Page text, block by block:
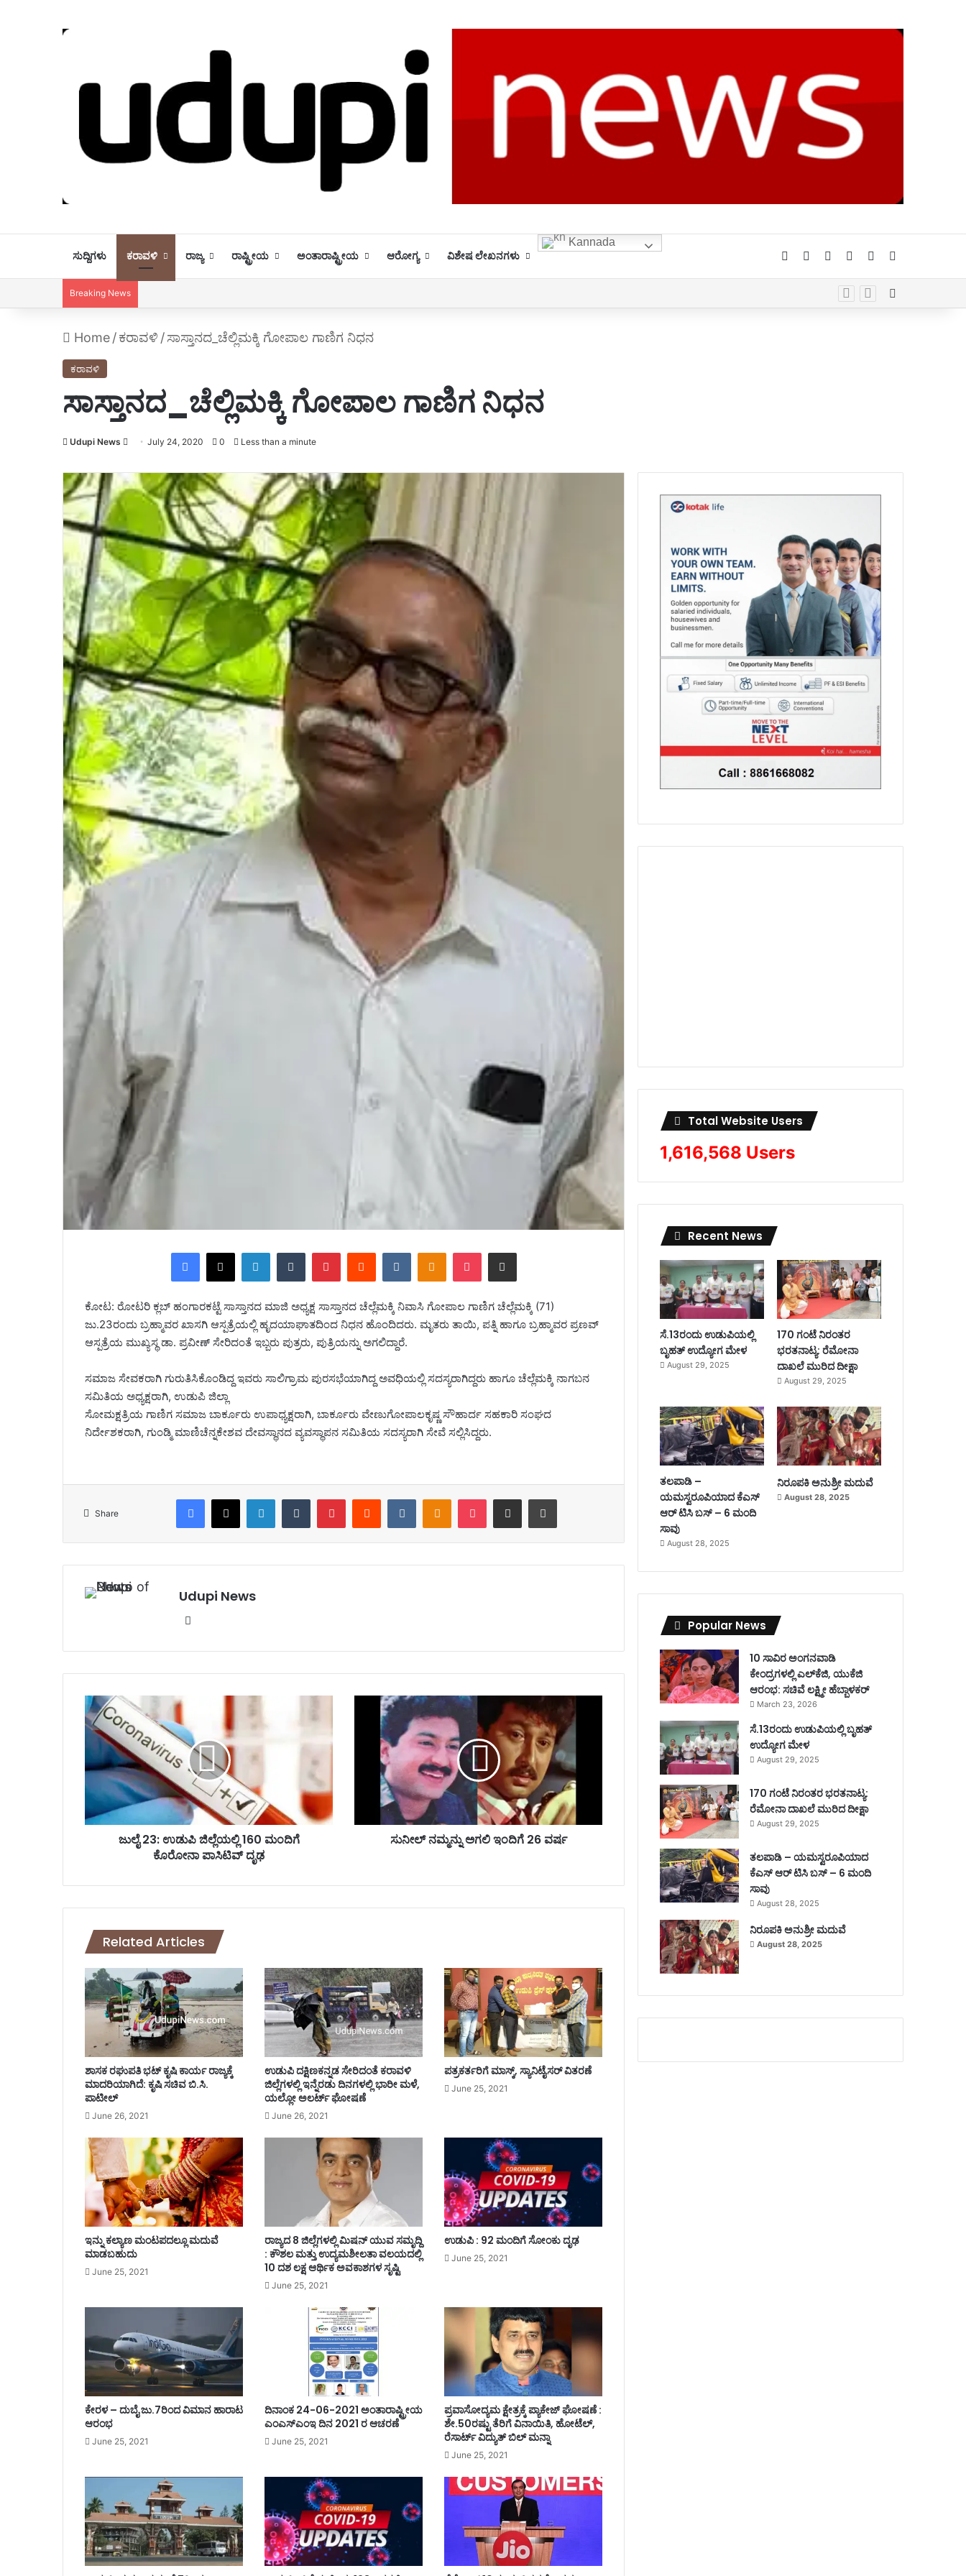
ಸುದ್ದಿಗಳು ಕರಾವಳಿ ರಾಜ್ಯ ರಾಷ್ಟ್ರೀಯ ಅಂತಾರಾಷ್ಟ್ರೀಯ ಆರೋಗ್ಯ ವಿಶೇಷ ಲೇಖನಗಳು
Kannada
Facebook YouTubeInstagramTelegram
Breaking News
Home/ಕರಾವಳಿ /ಸಾಸ್ತಾನದ_ಚೆಲ್ಲಿಮಕ್ಕಿ ಗೋಪಾಲ ಗಾಣಿಗ ನಿಧನ
ಕರಾವಳಿ
ಸಾಸ್ತಾನದ_ಚೆಲ್ಲಿಮಕ್ಕಿ ಗೋಪಾಲ ಗಾಣಿಗ ನಿಧನ
Udupi News
Send
email
July 24, 2020 0 Less than a minute
Facebook X LinkedIn Tumblr Pinterest Reddit VKontakte Odnoklassniki Pocket Share via Email
ಕೋಟ: ರೋಟರಿ ಕ್ಲಬ್ ಹಂಗಾರಕಟ್ಟೆ ಸಾಸ್ತಾನದ ಮಾಜಿ ಅಧ್ಯಕ್ಷ ಸಾಸ್ತಾನದ ಚೆಲ್ಲೆಮಕ್ಕಿ ನಿವಾಸಿ ಗೋಪಾಲ ಗಾಣಿಗ ಚೆಲ್ಲೆಮಕ್ಕಿ (71)
ಜು.23ರಂದು ಬ್ರಹ್ಮಾವರ ಖಾಸಗಿ ಆಸ್ಪತ್ರೆಯಲ್ಲಿ ಹೃದಯಾಘಾತದಿಂದ ನಿಧನ ಹೊಂದಿದರು. ಮೃತರು ತಾಯಿ, ಪತ್ನಿ ಹಾಗೂ ಬ್ರಹ್ಮಾವರ ಪ್ರಣವ್
ಆಸ್ಪತ್ರೆಯ ಮುಖ್ಯಸ್ಥ ಡಾ. ಪ್ರವೀಣ್ ಸೇರಿದಂತೆ ಇಬ್ಬರು ಪುತ್ರರು, ಪುತ್ರಿಯನ್ನು ಅಗಲಿದ್ದಾರೆ.
ಸಮಾಜ ಸೇವಕರಾಗಿ ಗುರುತಿಸಿಕೊಂಡಿದ್ದ ಇವರು ಸಾಲಿಗ್ರಾಮ ಪುರಸಭೆಯಾಗಿದ್ದ ಅವಧಿಯಲ್ಲಿ ಸದಸ್ಯರಾಗಿದ್ದರು ಹಾಗೂ ಚೆಲ್ಲೆಮಕ್ಕಿ ನಾಗಬನ
ಸಮಿತಿಯ ಅಧ್ಯಕ್ಷರಾಗಿ, ಉಡುಪಿ ಜಿಲ್ಲಾ
ಸೋಮಕ್ಷತ್ರಿಯ ಗಾಣಿಗ ಸಮಾಜ ಬಾರ್ಕೂರು ಉಪಾಧ್ಯಕ್ಷರಾಗಿ, ಬಾರ್ಕೂರು ವೇಣುಗೋಪಾಲಕೃಷ್ಣ ಸೌಹಾರ್ದ ಸಹಕಾರಿ ಸಂಘದ
ನಿರ್ದೇಶಕರಾಗಿ, ಗುಂಡ್ಮಿ ಮಾಣಿಚೆನ್ನಕೇಶವ ದೇವಸ್ಥಾನದ ವ್ಯವಸ್ಥಾಪನ ಸಮಿತಿಯ ಸದಸ್ಯರಾಗಿ ಸೇವೆ ಸಲ್ಲಿಸಿದ್ದರು.
Share
Facebook X LinkedIn VKontakte
Udupi News
te
ಜು
ಲೈ
2
3
:
ಡು
ಪಿ
ಜಿ
ಲ್
6
0
ದಿ
ಗೆ
ಕೊ
ರೋ
ಪಾ
ಸಿ
ಟಿ
ವ್
ದೃ
ಜುಲೈ 23: ಉಡುಪಿ ಜಿಲ್ಲೆಯಲ್ಲಿ 160 ಮಂದಿಗೆ
ಕೊರೋನಾ ಪಾಸಿಟಿವ್ ದೃಢ
ಅ
ದಿ
ಷ
ಸುನೀಲ್ ನಮ್ಮನ್ನು ಅಗಲಿ ಇಂದಿಗೆ 26 ವರ್ಷ
Related Articles
ಶಾಸಕ ರಘುಪತಿ‌ ಭಟ್ ಕೃಷಿ ಕಾರ್ಯ ರಾಜ್ಯಕ್ಕೆ
ಮಾದರಿಯಾಗಿದೆ: ಕೃಷಿ ಸಚಿವ ಬಿ.ಸಿ.
ಪಾಟೀಲ್
June 26, 2021
ಉಡುಪಿ ದಕ್ಷಿಣಕನ್ನಡ ಸೇರಿದಂತೆ ಕರಾವಳಿ
ಜಿಲ್ಲೆಗಳಲ್ಲಿ ಇನ್ನೆರಡು ದಿನಗಳಲ್ಲಿ ಭಾರೀ ಮಳೆ,
ಯಲ್ಲೋ ಅಲರ್ಟ್ ಘೋಷಣೆ
June 26, 2021
ಪತ್ರಕರ್ತರಿಗೆ ಮಾಸ್ಕ್, ಸ್ಯಾನಿಟೈಸರ್ ವಿತರಣೆ
June 25, 2021
ಇನ್ನು ಕಲ್ಯಾಣ ಮಂಟಪದಲ್ಲೂ ಮದುವೆ
ಮಾಡಬಹುದು
June 25, 2021
ರಾಜ್ಯದ 8 ಜಿಲ್ಲೆಗಳಲ್ಲಿ ಮಿಷನ್ ಯುವ ಸಮೃದ್ದಿ
: ಕೌಶಲ ಮತ್ತು ಉದ್ಯಮಶೀಲತಾ ವಲಯದಲ್ಲಿ
10 ದಶ ಲಕ್ಷ ಆರ್ಥಿಕ ಅವಕಾಶಗಳ ಸೃಷ್ಟಿ
June 25, 2021
ಉಡುಪಿ : 92 ಮಂದಿಗೆ ಸೋಂಕು ದೃಢ
June 25, 2021
ಕೇರಳ – ದುಬೈ ಜು.7ರಿಂದ ವಿಮಾನ ಹಾರಾಟ
ಆರಂಭ
June 25, 2021
ದಿನಾಂಕ 24-06-2021 ಅಂತಾರಾಷ್ಟ್ರೀಯ
ಎಂಎಸ್ಎಂಇ ದಿನ 2021 ರ ಆಚರಣೆ
June 25, 2021
ಪ್ರವಾಸೋದ್ಯಮ ಕ್ಷೇತ್ರಕ್ಕೆ ಪ್ಯಾಕೇಜ್ ಘೋಷಣೆ :
ಶೇ.50ರಷ್ಟು ತೆರಿಗೆ ವಿನಾಯಿತಿ, ಹೋಟೆಲ್,
ರೆಸಾರ್ಟ್ ವಿದ್ಯುತ್ ಬಿಲ್ ಮನ್ನಾ
June 25, 2021
Total Website Users
1,616,568 Users
Recent News
ಸೆ.13ರಂದು ಉಡುಪಿಯಲ್ಲಿ
ಬೃಹತ್ ಉದ್ಯೋಗ ಮೇಳ
August 29, 2025
170 ಗಂಟೆ ನಿರಂತರ
ಭರತನಾಟ್ಯ: ರೆಮೋನಾ
ದಾಖಲೆ ಮುರಿದ ದೀಕ್ಷಾ
August 29, 2025
ತಲಪಾಡಿ –
ಯಮಸ್ವರೂಪಿಯಾದ ಕೆಎಸ್
ಆರ್ ಟಿಸಿ ಬಸ್ – 6 ಮಂದಿ
ಸಾವು
August 28, 2025
ನಿರೂಪಕಿ ಅನುಶ್ರೀ ಮದುವೆ
August 28, 2025
Popular News
10 ಸಾವಿರ ಅಂಗನವಾಡಿ
ಕೇಂದ್ರಗಳಲ್ಲಿ ಎಲ್‌ಕೆಜಿ, ಯುಕೆಜಿ
ಆರಂಭ: ಸಚಿವೆ ಲಕ್ಷ್ಮೀ ಹೆಬ್ಬಾಳಕರ್
March 23, 2026
ಸೆ.13ರಂದು ಉಡುಪಿಯಲ್ಲಿ ಬೃಹತ್
ಉದ್ಯೋಗ ಮೇಳ
August 29, 2025
170 ಗಂಟೆ ನಿರಂತರ ಭರತನಾಟ್ಯ:
ರೆಮೋನಾ ದಾಖಲೆ ಮುರಿದ ದೀಕ್ಷಾ
August 29, 2025
ತಲಪಾಡಿ – ಯಮಸ್ವರೂಪಿಯಾದ
ಕೆಎಸ್ ಆರ್ ಟಿಸಿ ಬಸ್ – 6 ಮಂದಿ
ಸಾವು
August 28, 2025
ನಿರೂಪಕಿ ಅನುಶ್ರೀ ಮದುವೆ
August 28, 2025